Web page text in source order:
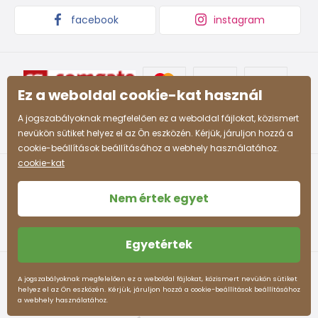
4-5 ani 104 - 110
55
61 - 63
7-8 ani 122 - 128
63 -
66
58 -
60
68 - 71
8-9 ani 128 - 134
66 -
69
60 -
62
71 - 74
9-10 ani 134 - 140
72
63
74 - 77
10-11 ani 140 - 146
75
77 -80
12-13 ani 152 - 158
78 -
82
65 -
66
83 - 86
facebook instagram
pidilidi.hu © 2026. WebdesignLitvanyi.sk.
Ez a weboldal cookie-kat használ
A jogszabályoknak megfelelően ez a weboldal fájlokat, közismert
nevükön sütiket helyez el az Ön eszközén. Kérjük, járuljon hozzá a
cookie-beállítások beállításához a webhely használatához.
cookie-kat
Nem értek egyet
Egyetértek
A jogszabályoknak megfelelően ez a weboldal fájlokat, közismert nevükön sütiket
helyez el az Ön eszközén. Kérjük, járuljon hozzá a cookie-beállítások beállításához
a webhely használatához.